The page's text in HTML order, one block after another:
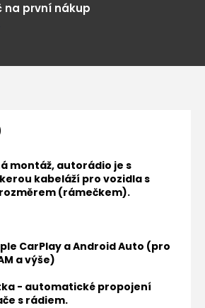
na první nákup
montáž, autorádio je s
kabeláží pro vozidla s
(rámečkem).
CarPlay a Android Auto (pro
a výše)
- automatické propojení
s rádiem.